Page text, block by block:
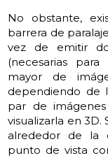
No obstante,
barrera de
vez de emitir
(necesarias
mayor de
dependiendo de
par de
visualizarla en 3D.
alrededor de la
punto de vista